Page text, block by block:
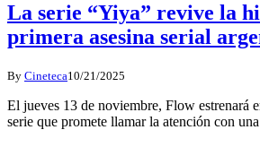
La serie “Yiya” revive la
primera asesina serial
By Cineteca10/21/2025
El jueves 13 de noviembre, Flow estrenará
serie que promete llamar la atención con